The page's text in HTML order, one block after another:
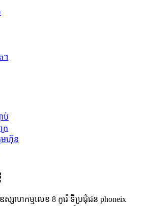
។
ប់
រ
មហ៊ុន
សាហកម្មលេខ 8 កូរ៉េ ទីប្រជុំជន phoneix